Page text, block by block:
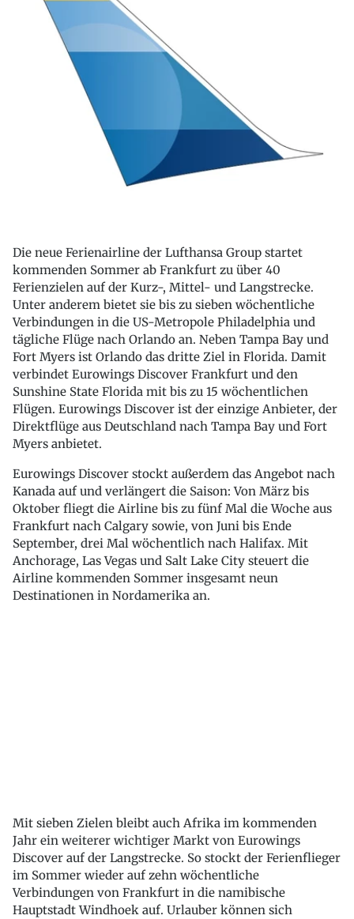
Die neue Ferienairline der Lufthansa Group startet
kommenden Sommer ab Frankfurt zu über 40
Ferienzielen auf der Kurz-, Mittel- und Langstrecke.
Unter anderem bietet sie bis zu sieben wöchentliche
Verbindungen in die US-Metropole Philadelphia und
tägliche Flüge nach Orlando an. Neben Tampa Bay und
Fort Myers ist Orlando das dritte Ziel in Florida. Damit
verbindet Eurowings Discover Frankfurt und den
Sunshine State Florida mit bis zu 15 wöchentlichen
Flügen. Eurowings Discover ist der einzige Anbieter, der
Direktflüge aus Deutschland nach Tampa Bay und Fort
Myers anbietet.
Eurowings Discover stockt außerdem das Angebot nach
Kanada auf und verlängert die Saison: Von März bis
Oktober fliegt die Airline bis zu fünf Mal die Woche aus
Frankfurt nach Calgary sowie, von Juni bis Ende
September, drei Mal wöchentlich nach Halifax. Mit
Anchorage, Las Vegas und Salt Lake City steuert die
Airline kommenden Sommer insgesamt neun
Destinationen in Nordamerika an.
Mit sieben Zielen bleibt auch Afrika im kommenden
Jahr ein weiterer wichtiger Markt von Eurowings
Discover auf der Langstrecke. So stockt der Ferienflieger
im Sommer wieder auf zehn wöchentliche
Verbindungen von Frankfurt in die namibische
Hauptstadt Windhoek auf. Urlauber können sich